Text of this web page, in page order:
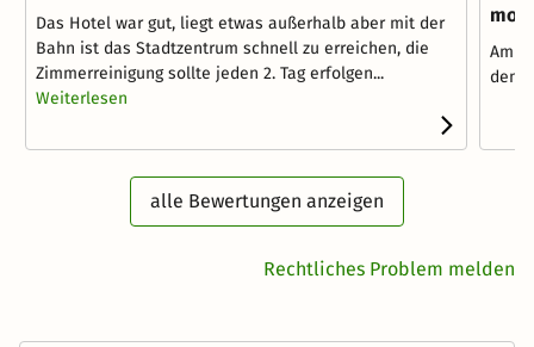
Das Hotel war gut, liegt etwas außerhalb aber mit der
Bahn ist das Stadtzentrum schnell zu erreichen, die
Zimmerreinigung sollte jeden 2. Tag erfolgen...
Weiterlesen
Am
dem
alle Bewertungen anzeigen
Rechtliches Problem melden